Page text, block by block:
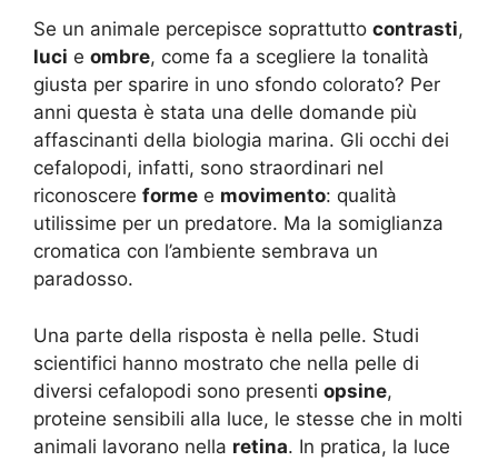
Se un animale percepisce soprattutto contrasti,
luci e ombre, come fa a scegliere la tonalità
giusta per sparire in uno sfondo colorato? Per
anni questa è stata una delle domande più
affascinanti della biologia marina. Gli occhi dei
cefalopodi, infatti, sono straordinari nel
riconoscere forme e movimento: qualità
utilissime per un predatore. Ma la somiglianza
cromatica con l’ambiente sembrava un
paradosso.
Una parte della risposta è nella pelle. Studi
scientifici hanno mostrato che nella pelle di
diversi cefalopodi sono presenti opsine,
proteine sensibili alla luce, le stesse che in molti
animali lavorano nella retina. In pratica, la luce